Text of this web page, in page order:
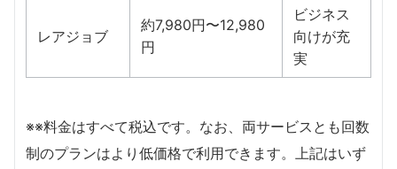
レアジョブ
約7,980円〜12,980
円
ビジネス
向けが充
実
※※料金はすべて税込です。なお、両サービスとも回数
制のプランはより低価格で利用できます。上記はいず